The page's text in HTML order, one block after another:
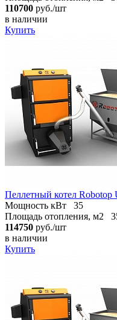
110700 руб./шт
в наличии
Купить
Пеллетный котел Robotop
Мощность кВт
35
Площадь отопления, м2
114750 руб./шт
в наличии
Купить